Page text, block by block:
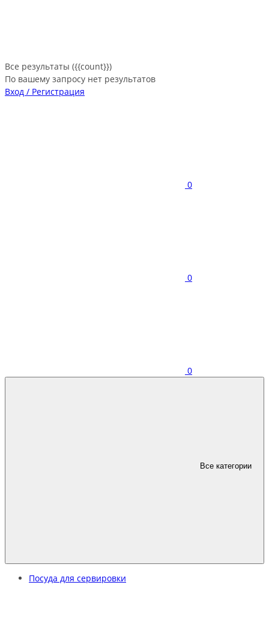
Все результаты ({{count}})
По вашему запросу нет результатов
Вход / Регистрация
0
0
0
Все категории
Посуда для сервировки